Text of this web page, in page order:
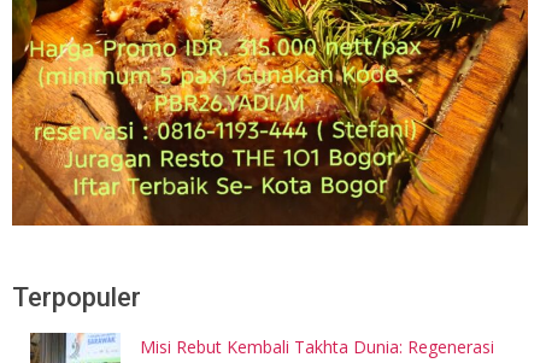
Terpopuler
Misi Rebut Kembali Takhta Dunia: Regenerasi